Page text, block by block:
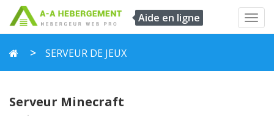
Aide en ligne
SERVEUR DE JEUX
Serveur Minecraft